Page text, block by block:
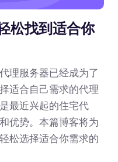
松找到适合你
理服务器已经成为了
适合自己需求的代理
最近兴起的住宅代
优势。本篇博客将为
松选择适合你需求的